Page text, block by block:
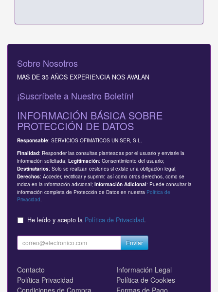
Sobre Nosotros
MAS DE 35 AÑOS EXPERIENCIA NOS AVALAN
¡Suscríbete a Nuestro Boletín!
INFORMACIÓN BÁSICA SOBRE
PROTECCIÓN DE DATOS
Responsable: SERVICIOS OFIMATICOS UNISER, S.L.
Finalidad: Responder las consultas planteadas por el usuario y enviarle la
información solicitada; Legitimación: Consentimiento del usuario;
Destinatarios: Solo se realizan cesiones si existe una obligación legal;
Derechos: Acceder, rectificar y suprimir, así como otros derechos, como se
indica en la información adicional; Información Adicional: Puede consultar la
información completa de Protección de Datos en nuestra Política de
Privacidad
He leído y acepto la Política de Privacidad.
Enviar
Contacto
Información Legal
Política Privacidad
Política de Cookies
Condiciones de Compra
Formas de Pago